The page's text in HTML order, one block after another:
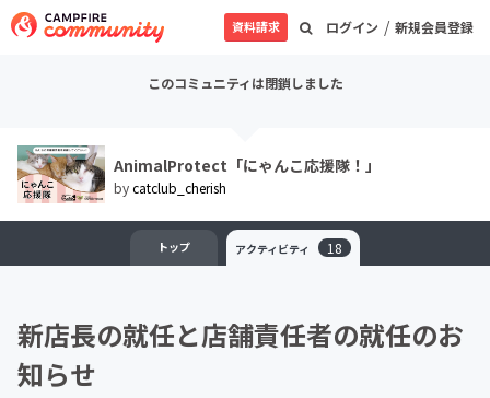
ログイン / 新規会員登録
資料請求
このコミュニティは閉鎖しました
AnimalProtect「にゃんこ応援隊！」
bycatclub_cherish
トップ アクティビティ 18
新店長の就任と店舗責任者の就任のお
知らせ